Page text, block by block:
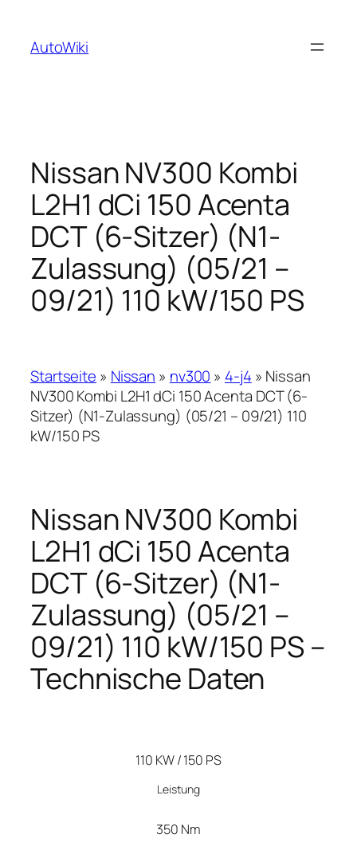
springen
AutoWiki
Nissan NV300 Kombi
L2H1 dCi 150 Acenta
DCT (6-Sitzer) (N1-
Zulassung) (05/21 –
09/21) 110 kW/150 PS
Startseite » Nissan » nv300 » 4-j4 » Nissan
NV300 Kombi L2H1 dCi 150 Acenta DCT (6-
Sitzer) (N1-Zulassung) (05/21 – 09/21) 110
kW/150 PS
Nissan NV300 Kombi
L2H1 dCi 150 Acenta
DCT (6-Sitzer) (N1-
Zulassung) (05/21 –
09/21) 110 kW/150 PS –
Technische Daten
110 KW / 150 PS
Leistung
350 Nm